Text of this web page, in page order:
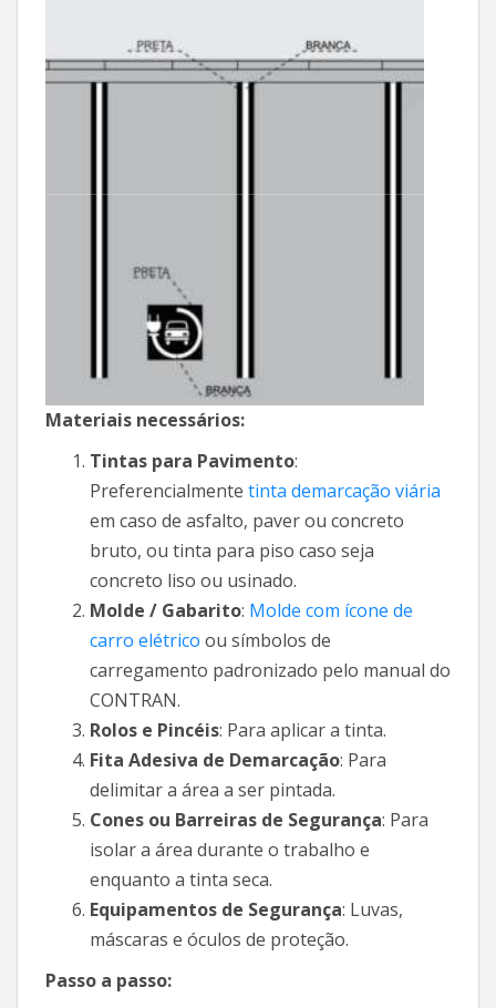
Materiais necessários:
Tintas para Pavimento:
Preferencialmente tinta demarcação viária
em caso de asfalto, paver ou concreto
bruto, ou tinta para piso caso seja
concreto liso ou usinado.
Molde / Gabarito: Molde com ícone de
carro elétrico ou símbolos de
carregamento padronizado pelo manual do
CONTRAN.
Rolos e Pincéis: Para aplicar a tinta.
Fita Adesiva de Demarcação: Para
delimitar a área a ser pintada.
Cones ou Barreiras de Segurança: Para
isolar a área durante o trabalho e
enquanto a tinta seca.
Equipamentos de Segurança: Luvas,
máscaras e óculos de proteção.
Passo a passo: